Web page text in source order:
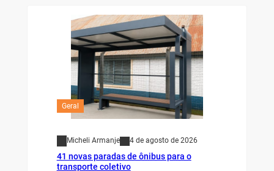
Geral
Micheli Armanje 4 de agosto de 2026
41 novas paradas de ônibus para o
transporte coletivo